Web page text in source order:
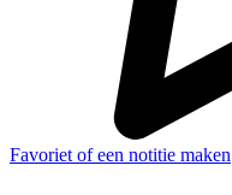
Favoriet of een notitie maken